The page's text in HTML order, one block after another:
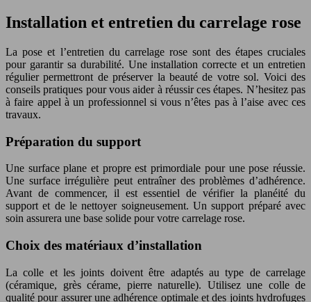
Installation et entretien du carrelage rose
La pose et l’entretien du carrelage rose sont des étapes cruciales
pour garantir sa durabilité. Une installation correcte et un entretien
régulier permettront de préserver la beauté de votre sol. Voici des
conseils pratiques pour vous aider à réussir ces étapes. N’hesitez pas
à faire appel à un professionnel si vous n’êtes pas à l’aise avec ces
travaux.
Préparation du support
Une surface plane et propre est primordiale pour une pose réussie.
Une surface irrégulière peut entraîner des problèmes d’adhérence.
Avant de commencer, il est essentiel de vérifier la planéité du
support et de le nettoyer soigneusement. Un support préparé avec
soin assurera une base solide pour votre carrelage rose.
Choix des matériaux d’installation
La colle et les joints doivent être adaptés au type de carrelage
(céramique, grès cérame, pierre naturelle). Utilisez une colle de
qualité pour assurer une adhérence optimale et des joints hydrofuges